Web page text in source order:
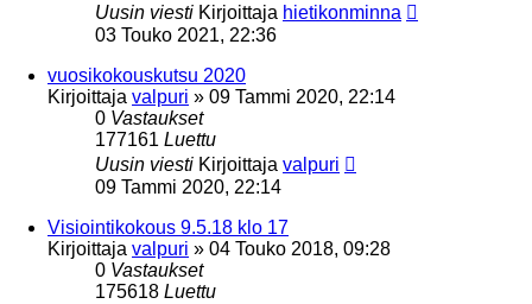
Uusin viesti Kirjoittaja hietikonminna
03 Touko 2021, 22:36
vuosikokouskutsu 2020
Kirjoittaja valpuri » 09 Tammi 2020, 22:14
0 Vastaukset
177161 Luettu
Uusin viesti Kirjoittaja valpuri
09 Tammi 2020, 22:14
Visiointikokous 9.5.18 klo 17
Kirjoittaja valpuri » 04 Touko 2018, 09:28
0 Vastaukset
175618 Luettu